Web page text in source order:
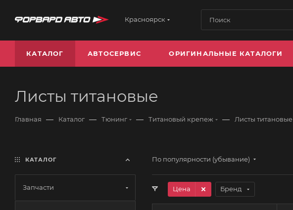
Красноярск
КАТАЛОГ АВТОСЕРВИС ОРИГИНАЛЬНЫЕ КАТАЛОГИ
Листы титановые
Главная — Каталог — Тюнинг — Титановый крепеж — Листы титановые
По популярности (убывание)
Цена Бренд
КАТАЛОГ
Запчасти